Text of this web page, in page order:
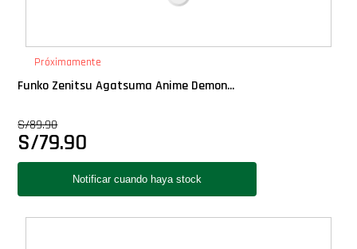
Plush
Pop Nook (Rincon)
Pop Regular
Pop Rides
Próximamente
Funko Zenitsu Agatsuma Anime Demon...
S/89.90
S/79.90